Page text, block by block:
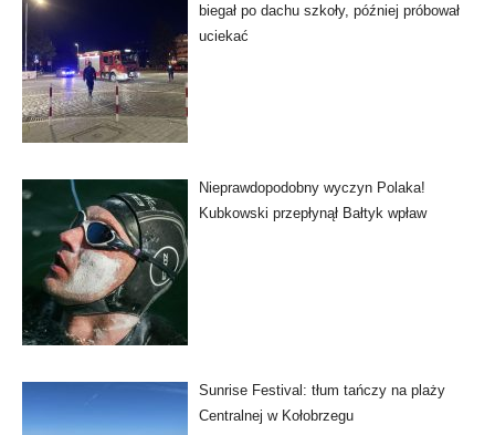
biegał po dachu szkoły, później próbował
uciekać
Nieprawdopodobny wyczyn Polaka!
Kubkowski przepłynął Bałtyk wpław
Sunrise Festival: tłum tańczy na plaży
Centralnej w Kołobrzegu